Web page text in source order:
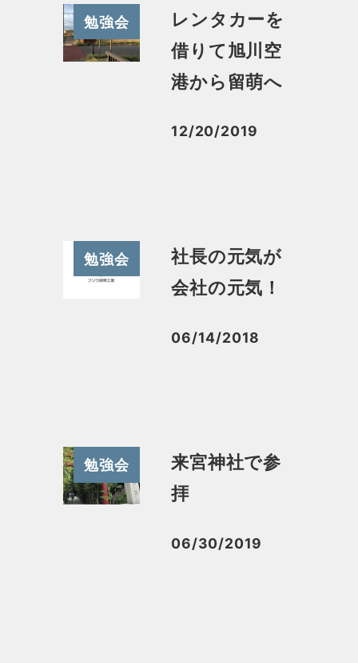
勉強会
レンタカーを
借りて旭川空
港から留萌へ
投稿日
12/20/2019
勉強会
社長の元気が
会社の元気！
投稿日
06/14/2018
勉強会
来宮神社で参
拝
投稿日
06/30/2019